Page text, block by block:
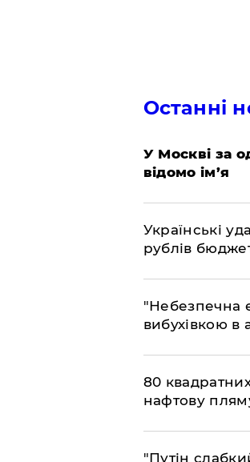
Останні
​У Москві за
відомо ім’я
​Українські
рублів
​"Небезпечна
вибухівкою в
​80
нафтову
"Путін